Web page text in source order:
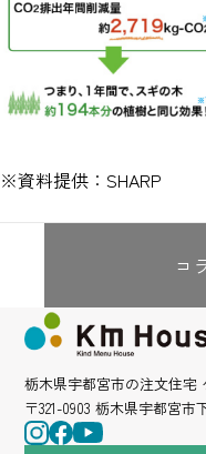
※資料提供：SHARP
コ
栃木県宇都宮市の注文住
〒321-0903 栃木県宇都宮市